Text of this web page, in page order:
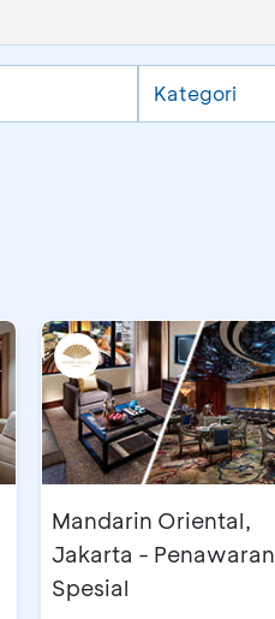
Kategori
Mandarin Oriental,
Jakarta - Penawaran
Spesial